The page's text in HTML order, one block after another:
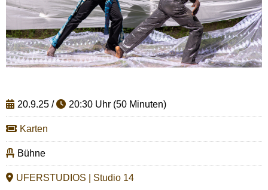
20.9.25 / 20:30 Uhr (50 Minuten)
Karten
Bühne
UFERSTUDIOS | Studio 14